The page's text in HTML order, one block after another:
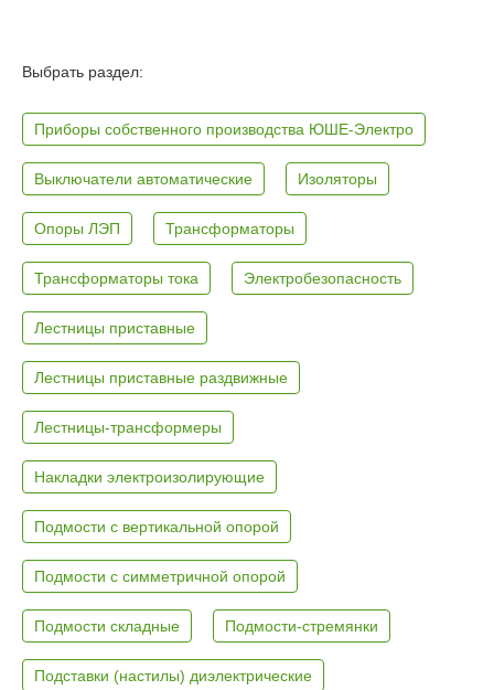
Выбрать раздел:
Приборы собственного производства ЮШЕ-Электро
Выключатели автоматические Изоляторы
Опоры ЛЭП Трансформаторы
Трансформаторы тока Электробезопасность
Лестницы приставные
Лестницы приставные раздвижные
Лестницы-трансформеры
Накладки электроизолирующие
Подмости с вертикальной опорой
Подмости с симметричной опорой
Подмости складные Подмости-стремянки
Подставки (настилы) диэлектрические